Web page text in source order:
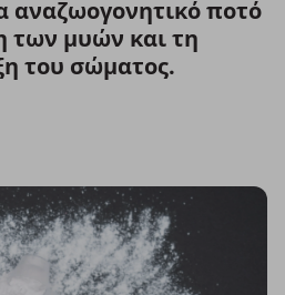
αναζωογονητικό ποτό
των μυών και τη
του σώματος.